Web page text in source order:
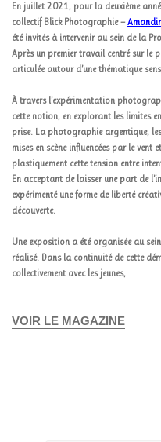
En juillet 2021, pour la deuxième
collectif Blick Photographie —
été invités à intervenir au sein de la
Après un premier travail centré sur le
articulée autour d’une thématique
À travers l’expérimentation
cette notion, en explorant les limites
prise. La photographie argentique,
mises en scène influencées par le
plastiquement cette tension entre
En acceptant de laisser une part de
expérimenté une forme de liberté
découverte.
Une exposition a été organisée au
réalisé. Dans la continuité de cette
collectivement avec les jeunes,
VOIR LE MAGAZINE